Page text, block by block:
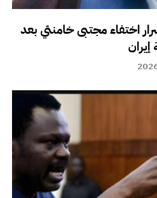
اختفاء مجتبى خامنئي بعد